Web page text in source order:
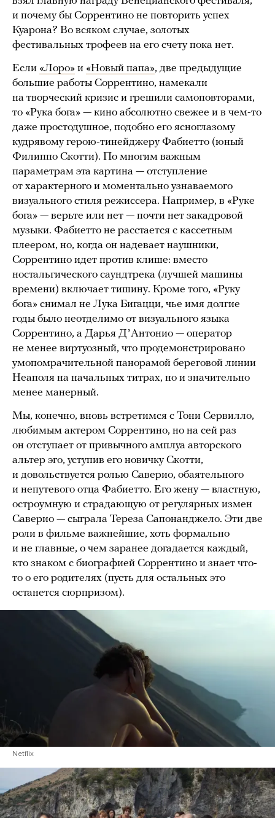
и почему бы Соррентино не повторить успех
Куарона? Во всяком случае, золотых
фестивальных трофеев на его счету пока нет.
Если «Лоро» и «Новый папа», две предыдущие
большие работы Соррентино, намекали
на творческий кризис и грешили самоповторами,
то «Рука бога» — кино абсолютно свежее и в чем-то
даже простодушное, подобно его ясноглазому
кудрявому герою-тинейджеру Фабиетто (юный
Филиппо Скотти). По многим важным
параметрам эта картина — отступление
от характерного и моментально узнаваемого
визуального стиля режиссера. Например, в «Руке
бога» — верьте или нет — почти нет закадровой
музыки. Фабиетто не расстается с кассетным
плеером, но, когда он надевает наушники,
Соррентино идет против клише: вместо
ностальгического саундтрека (лучшей машины
времени) включает тишину. Кроме того, «Руку
бога» снимал не Лука Бигацци, чье имя долгие
годы было неотделимо от визуального языка
Соррентино, а Дарья ДʼАнтонио — оператор
не менее виртуозный, что продемонстрировано
умопомрачительной панорамой береговой линии
Неаполя на начальных титрах, но и значительно
менее манерный.
Мы, конечно, вновь встретимся с Тони Сервилло,
любимым актером Соррентино, но на сей раз
он отступает от привычного амплуа авторского
альтер эго, уступив его новичку Скотти,
и довольствуется ролью Саверио, обаятельного
и непутевого отца Фабиетто. Его жену — властную,
остроумную и страдающую от регулярных измен
Саверио — сыграла Тереза Сапонанджело. Эти две
роли в фильме важнейшие, хоть формально
и не главные, о чем заранее догадается каждый,
кто знаком с биографией Соррентино и знает что-
то о его родителях (пусть для остальных это
останется сюрпризом).
Netflix